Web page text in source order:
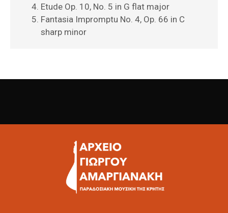
Etude Op. 10, No. 5 in G flat major
Fantasia Impromptu No. 4, Op. 66 in C
sharp minor